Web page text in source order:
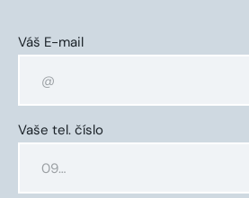
Váš E-mail
Vaše tel. číslo